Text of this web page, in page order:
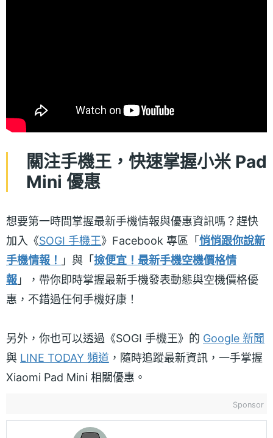
關注手機王，快速掌握小米 Pad
Mini 優惠
想要第一時間掌握最新手機情報與優惠資訊嗎？趕快
加入《SOGI 手機王》Facebook 專區「 悄悄跟你說新
手機情報！ 」與「 撿便宜！最新手機空機價格情
報 」，帶你即時掌握最新手機發表動態與空機價格優
惠，不錯過任何手機好康！
另外，你也可以透過《SOGI 手機王》的 Google 新聞
與 LINE TODAY 頻道 ，隨時追蹤最新資訊，一手掌握
Xiaomi Pad Mini 相關優惠。
Sponsor